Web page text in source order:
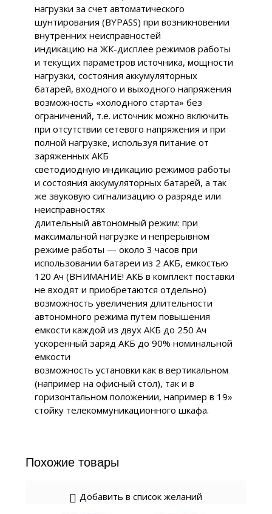
нагрузки за счет автоматического
шунтирования (BYPASS) при возникновении
внутренних неисправностей
индикацию на ЖК-дисплее режимов работы
и текущих параметров источника, мощности
нагрузки, состояния аккумуляторных
батарей, входного и выходного напряжения
возможность «холодного старта» без
ограничений, т.е. источник можно включить
при отсутствии сетевого напряжения и при
полной нагрузке, используя питание от
заряженных АКБ
светодиодную индикацию режимов работы
и состояния аккумуляторных батарей, а так
же звуковую сигнализацию о разряде или
неисправностях
длительный автономный режим: при
максимальной нагрузке и непрерывном
режиме работы — около 3 часов при
использовании батареи из 2 АКБ, емкостью
120 Ач (ВНИМАНИЕ! АКБ в комплект поставки
не входят и приобретаются отдельно)
возможность увеличения длительности
автономного режима путем повышения
емкости каждой из двух АКБ до 250 Ач
ускоренный заряд АКБ до 90% номинальной
емкости
возможность установки как в вертикальном
(например на офисный стол), так и в
горизонтальном положении, например в 19»
стойку телекоммуникационного шкафа.
Похожие товары
Добавить в список желаний